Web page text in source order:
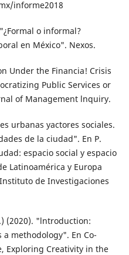
informe2018
o in­formal?
en México". Nexos.
Under the Financia! Crisis
Public Services or
of Management lnquiry.
urbanas yac­tores sociales.
de la ciudad". En P.
espacio social y espacio
Latinoamérica y Europa
de Investigaciones
(2020). "ln­troduction:
methodology". En Co-
Exploring Creativity in the